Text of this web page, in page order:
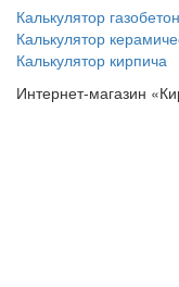
Калькулятор
Калькулятор
Калькулятор кирпича
Интернет-магазин